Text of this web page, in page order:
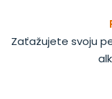
Zaťažujete svoju